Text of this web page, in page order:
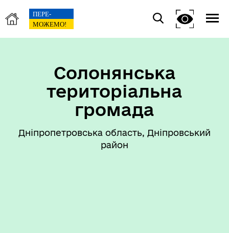
Солонянська
територіальна
громада
Дніпропетровська область, Дніпровський
район